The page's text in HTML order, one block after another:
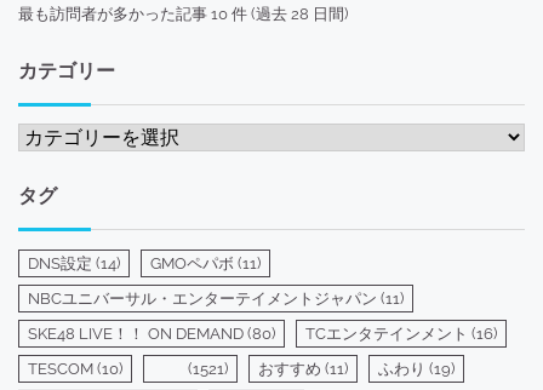
最も訪問者が多かった記事 10 件 (過去 28 日間)
カテゴリー
カ
ゴ
リ
ー
タグ
DNS設定 (14) GMOペパボ (11)
NBCユニバーサル・エンターテイメントジャパン (11)
SKE48 LIVE！！ ON DEMAND (80) TCエンタテインメント (16)
TESCOM (10) (1521) おすすめ (11) ふわり (19)